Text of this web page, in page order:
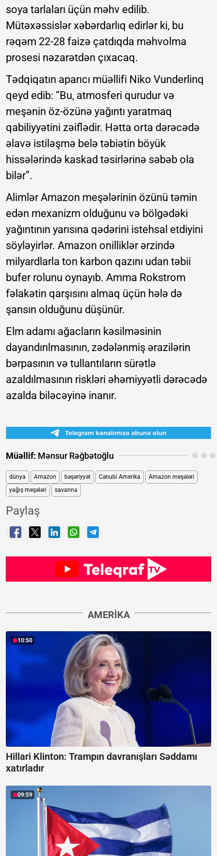
soya tarlaları üçün məhv edilib.
Mütəxəssislər xəbərdarlıq edirlər ki, bu
rəqəm 22-28 faizə çatdıqda məhvolma
prosesi nəzarətdən çıxacaq.
Tədqiqatın aparıcı müəllifi Niko Vunderlinq
qeyd edib: “Bu, atmosferi qurudur və
meşənin öz-özünə yağıntı yaratmaq
qabiliyyətini zəiflədir. Hətta orta dərəcədə
əlavə istiləşmə belə təbiətin böyük
hissələrində kaskad təsirlərinə səbəb ola
bilər”.
Alimlər Amazon meşələrinin özünü təmin
edən mexanizm olduğunu və bölgədəki
yağıntının yarısına qədərini istehsal etdiyini
söyləyirlər. Amazon onilliklər ərzində
milyardlarla ton karbon qazını udan təbii
bufer rolunu oynayıb. Amma Rokstrom
fəlakətin qarşısını almaq üçün hələ də
şansın olduğunu düşünür.
Elm adamı ağacların kəsilməsinin
dayandırılmasının, zədələnmiş ərazilərin
bərpasının və tullantıların sürətlə
azaldılmasının riskləri əhəmiyyətli dərəcədə
azalda biləcəyinə inanır.
Müəllif: Mənsur Rəğbətoğlu
dünya Amazon bəşəriyyət Cənubi Amerika
Amazon meşələri
yağış meşələri
savanna
Paylaş
AMERIKA
10:50
Hillari Klinton: Trampın davranışları Səddamı
xatırladır
09:59